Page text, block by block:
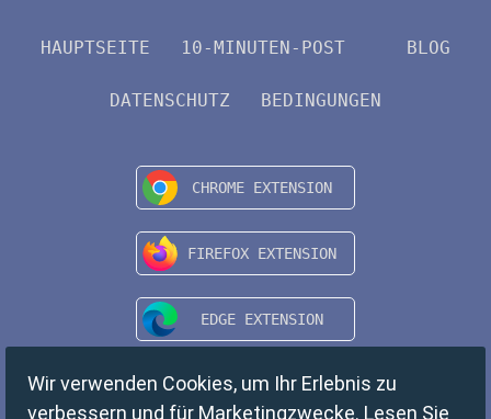
HAUPTSEITE 10-MINUTEN-POST BLOG
DATENSCHUTZ BEDINGUNGEN
Wir verwenden Cookies, um Ihr Erlebnis zu
verbessern und für Marketingzwecke. Lesen Sie